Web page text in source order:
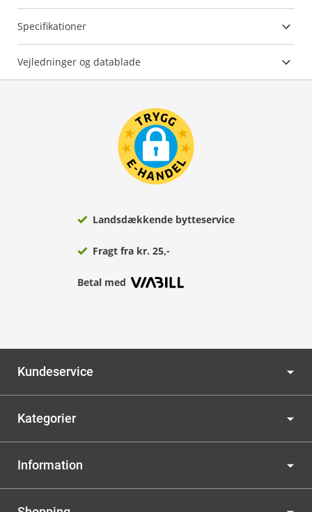
Specifikationer
Vejledninger og datablade
Landsdækkende bytteservice
Fragt fra kr. 25,-
Betal med
Kundeservice
Kategorier
Information